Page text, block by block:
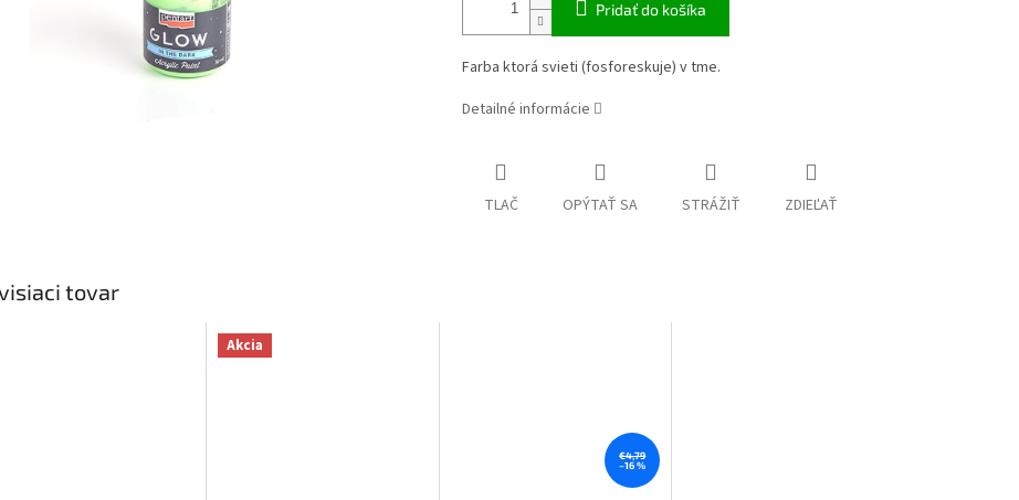
Pridať do košíka
Farba ktorá svieti (fosforeskuje) v tme.
Detailné informácie
TLAČ OPÝTAŤ SA STRÁŽIŤ ZDIEĽAŤ
tovar
Akcia
€4,79
–16 %